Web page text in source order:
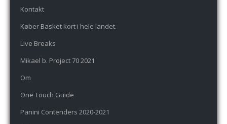
Kontakt
Køber Basket kort i hele landet.
Live Breaks
Mikael b. Project 70 2021
Om
One Touch Guide
Panini Contenders 2020-2021